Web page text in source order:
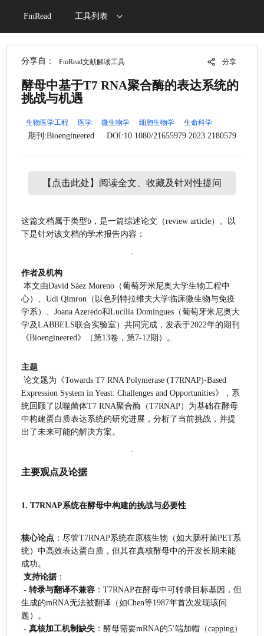
FmRead 工具列表
分享自： FmRead文献解读工具 分享
酵母中基于T7 RNA聚合酶的表达系统的
挑战与机遇
生物医学工程 医学 微生物学 细胞生物学 生命科学
期刊:Bioengineered DOI:10.1080/21655979.2023.2180579
【点击此处】阅读全文、收藏及针对性提问
这篇文档属于类型b，是一篇综述论文（review article）。以
下是针对该文档的学术报告内容：
作者及机构
本文由David Sáez Moreno（葡萄牙米尼奥大学生物工程中
心）、Udi Qimron（以色列特拉维夫大学临床微生物与免疫
学系）、Joana Azeredo和Lucília Domingues（葡萄牙米尼奥大
学及LABBELS联合实验室）共同完成，发表于2022年的期刊
《Bioengineered》（第13卷，第7-12期）。
主题
论文题为《Towards T7 RNA Polymerase (T7RNAP)-Based
Expression System in Yeast: Challenges and Opportunities》，系
统回顾了以噬菌体T7 RNA聚合酶（T7RNAP）为基础在酵母
中构建蛋白质表达系统的研究进展，分析了当前挑战，并提
出了未来可能的解决方案。
主要观点及论据
1. T7RNAP系统在酵母中构建的挑战与必要性
核心论点 ：尽管T7RNAP系统在原核生物（如大肠杆菌PET系
统）中高效表达蛋白质，但其在真核酵母中的开发长期未能
成功。
支持论据：
- 转录与翻译不兼容 ：T7RNAP在酵母中可转录目标基因，但
生成的mRNA无法被翻译（如Chen等1987年首次发现该问
题）。
- 真核加工机制缺失 ：酵母需要mRNA的5’端加帽（capping）